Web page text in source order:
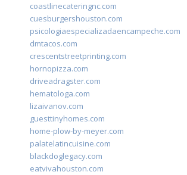
coastlinecateringnc.com
cuesburgershouston.com
psicologiaespecializadaencampeche.com
dmtacos.com
crescentstreetprinting.com
hornopizza.com
driveadragster.com
hematologa.com
lizaivanov.com
guesttinyhomes.com
home-plow-by-meyer.com
palatelatincuisine.com
blackdoglegacy.com
eatvivahouston.com